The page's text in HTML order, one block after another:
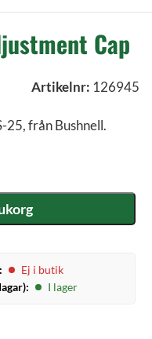
Cap
Artikelnr: 126945
25, från Bushnell.
Ej i butik
I lager